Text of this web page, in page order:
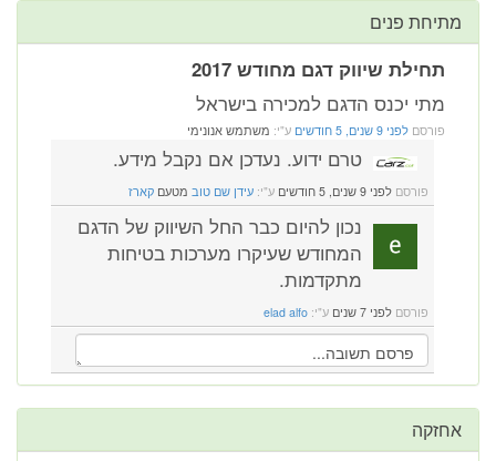
מתיחת פנים
תחילת שיווק דגם מחודש 2017
מתי יכנס הדגם למכירה בישראל
פורסם לפני 9 שנים, 5 חודשים ע"י: משתמש אנונימי
טרם ידוע. נעדכן אם נקבל מידע.
פורסם לפני 9 שנים, 5 חודשים ע"י: עידן שם טוב מטעם קארז
נכון להיום כבר החל השיווק של הדגם
המחודש שעיקרו מערכות בטיחות
מתקדמות.
פורסם לפני 7 שנים ע"י: elad alfo
אחזקה